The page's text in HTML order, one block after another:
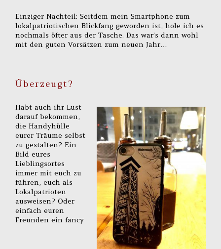
Einziger Nachteil: Seitdem mein Smartphone zum
lokalpatriotischen Blickfang geworden ist, hole ich es
nochmals öfter aus der Tasche. Das war’s dann wohl
mit den guten Vorsätzen zum neuen Jahr…
Überzeugt?
Habt auch ihr Lust
darauf bekommen,
die Handyhülle
eurer Träume selbst
zu gestalten? Ein
Bild eures
Lieblingsortes
immer mit euch zu
führen, euch als
Lokalpatrioten
ausweisen? Oder
einfach euren
Freunden ein fancy